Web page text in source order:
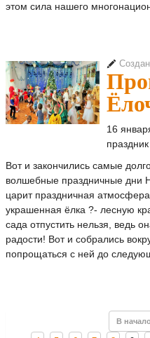
этом сила нашего
16
Вот и закончились самые
волшебные праздничные дни
царит праздничная
украшенная ёлка ?- лесную
сада отпустить нельзя, ведь
радости! Вот и собрались
попрощаться с ней до
В начало